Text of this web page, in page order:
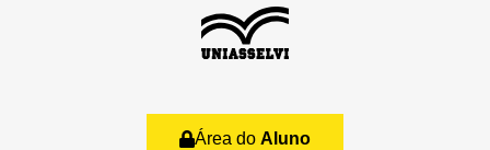
Área do Aluno